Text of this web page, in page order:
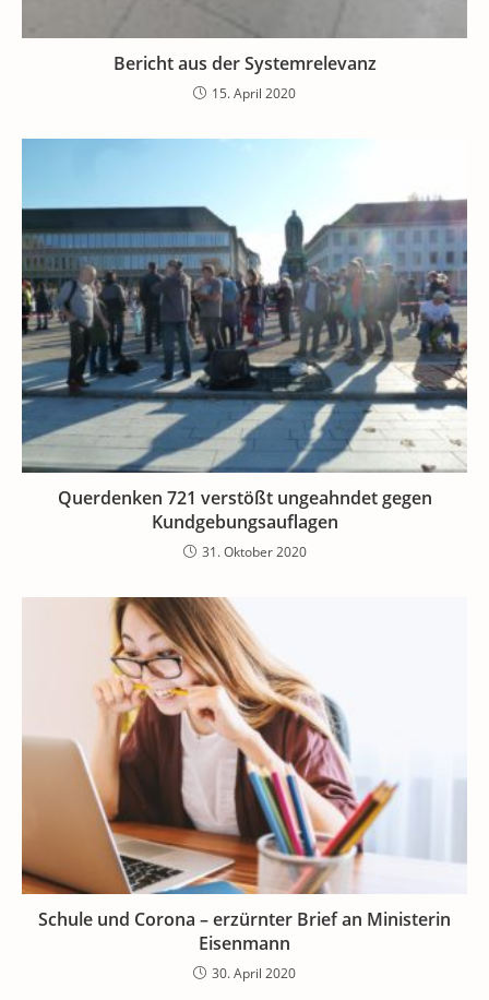
Bericht aus der Systemrelevanz
15. April 2020
Querdenken 721 verstößt ungeahndet gegen
Kundgebungsauflagen
31. Oktober 2020
Schule und Corona – erzürnter Brief an Ministerin
Eisenmann
30. April 2020